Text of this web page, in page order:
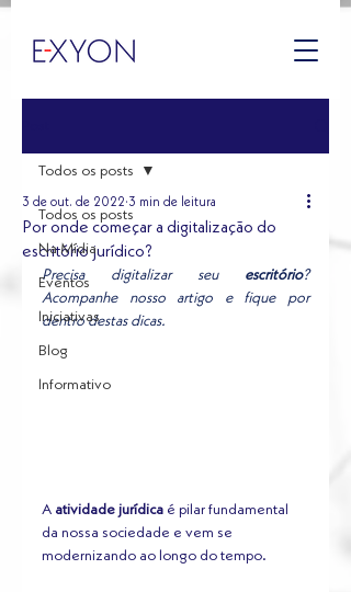
Todos os posts
Na Mídia
Eventos
Iniciativas
Blog
Informativo
Todos os posts
Por onde começar a digitalização do
escritório jurídico?
3 de out. de 2022 3 min de leitura
Precisa digitalizar seu escritório?
Acompanhe nosso artigo e fique por
dentro destas dicas.
A atividade jurídica é pilar fundamental
da nossa sociedade e vem se
modernizando ao longo do tempo.